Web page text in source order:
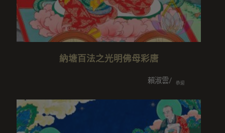
納塘百法之光明佛母彩唐
賴淑雲/陳麗紅/林鈺佩/林子
恭迎